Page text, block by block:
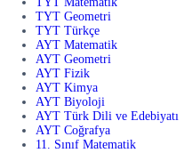
TYT Geometri
TYT Türkçe
AYT Matematik
AYT Geometri
AYT Fizik
AYT Kimya
AYT Biyoloji
AYT Türk Dili ve Edebiyatı
AYT Coğrafya
11. Sınıf Matematik